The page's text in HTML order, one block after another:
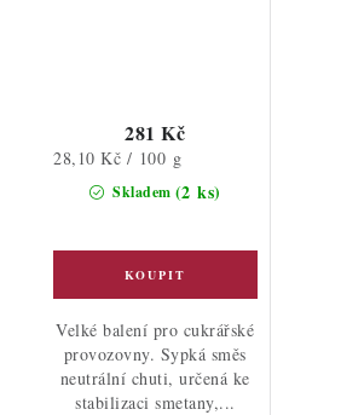
Skladem (2 ks)
281 Kč
Měrná
28,10 Kč / 100 g
Velké balení pro cukrářské
provozovny. Sypká směs
neutrální chuti, určená ke
stabilizaci smetany,...